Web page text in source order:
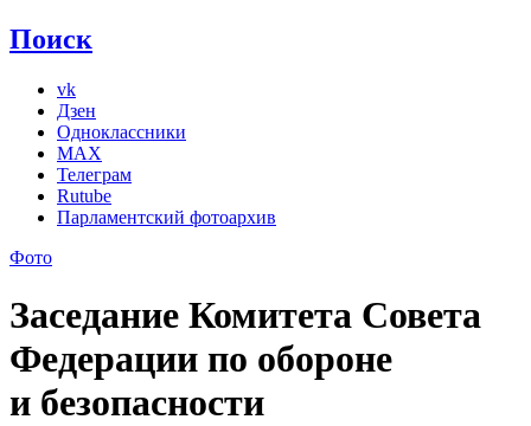
Поиск
vk
Дзен
Одноклассники
MAX
Телеграм
Rutube
Парламентский фотоархив
Фото
Заседание Комитета Совета
Федерации по обороне
и безопасности